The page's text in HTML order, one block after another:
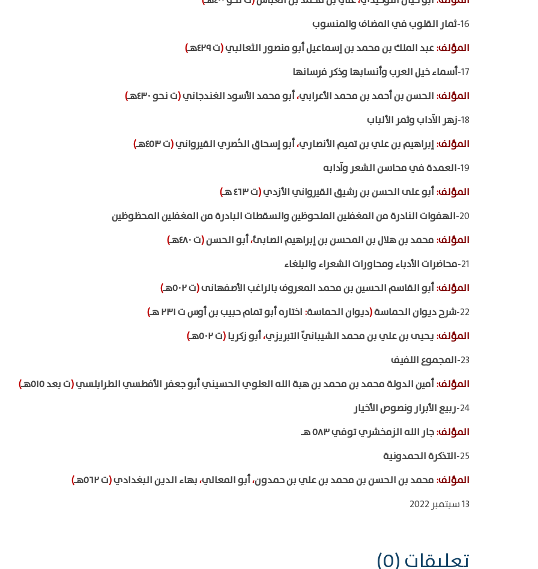
16- ثمار القلوب في المضاف والمنسوب
المؤلف:عبد الملك بن محمد بن إسماعيل أبو منصور الثعالبي(ت ٤٢٩هـ
)
17- أسماء خيل العرب وأنسابها وذكر فرسانها
المؤلف: الحسن بن أحمد بن محمد الأعرابي،أبو محمد الأسود الغندجاني(ت نحو ٤٣٠هـ
)
18- زهر الآداب وثمر الألباب
المؤلف:إبراهيم بن علي بن تميم الأنصاري،أبو إسحاق الحُصري القيرواني(ت ٤٥٣هـ
)
19- العمدة في محاسن الشعر وآدابه
المؤلف:أبو على الحسن بن رشيق القيرواني الأزدي(ت ٤٦٣ هـ
)
20- الهفوات النادرة من المغفلين الملحوظين والسقطات البادرة من المغفلين المحظوظين
المؤلف: محمد بن هلال بن المحسن بن إبراهيم الصابئ،أبو الحسن(ت ٤٨٠هـ
)
21- محاضرات الأدباء ومحاورات الشعراء والبلغاء
المؤلف:أبو القاسم الحسين بن محمد المعروف بالراغب الأصفهانى(ت ٥٠٢هـ
)
22- شرح ديوان الحماسة(ديوان الحماسة: اختاره أبو تمام حبيب بن أوس ت ٢٣١ هـ
)
المؤلف: يحيى بن علي بن محمد الشيبانيّ التبريزي،أبو زكريا(ت ٥٠٢هـ
)
23- المجموع اللفيف
المؤلف:أمين الدولة محمد بن محمد بن هبة الله العلوي الحسيني أبو جعفر الأفطسي الطرابلسي(ت بعد ٥١٥هـ
)
24- ربيع الأبرار ونصوص الأخيار
المؤلف:جار الله الزمخشري توفي ٥٨٣ هـ
25- التذكرة الحمدونية
المؤلف: محمد بن الحسن بن محمد بن علي بن حمدون،أبو المعالي،بهاء الدين البغدادي(ت ٥٦٢هـ
)
13 سبتمبر 2022
تعليقات (0)